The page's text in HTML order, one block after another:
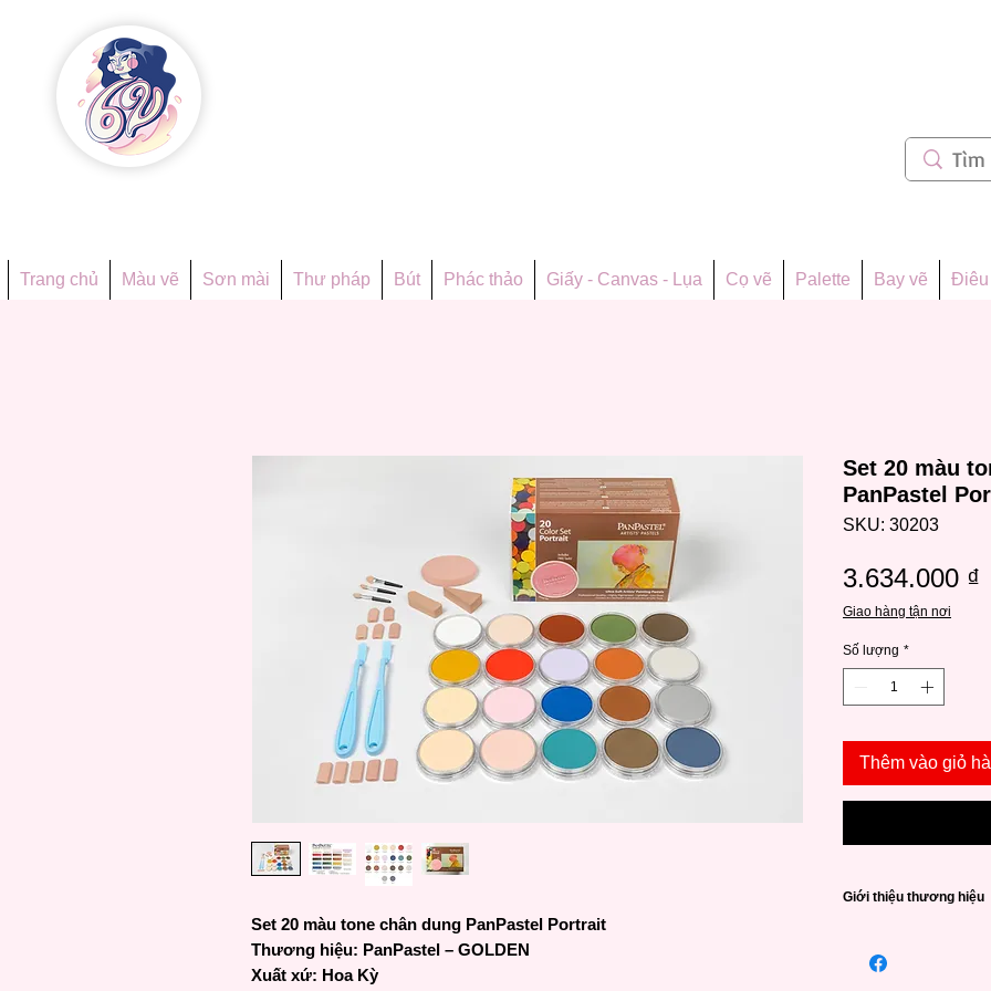
Trang chủ Màu vẽ Sơn mài Thư pháp Bút Phác thảo Giấy - Canvas - Lụa Cọ vẽ Palette Bay vẽ Điêu
Set 20 màu tone chân dung PanPastel Portrait
Thương hiệu: PanPastel – GOLDEN
Xuất xứ: Hoa Kỳ
Set 20 màu
PanPastel
SKU: 30203
3.634.000 ₫
Giao hàng tận nơi
Số lượng *
Thêm vào giỏ
Giới thiệu thương hiệu
các dòng phấn màu